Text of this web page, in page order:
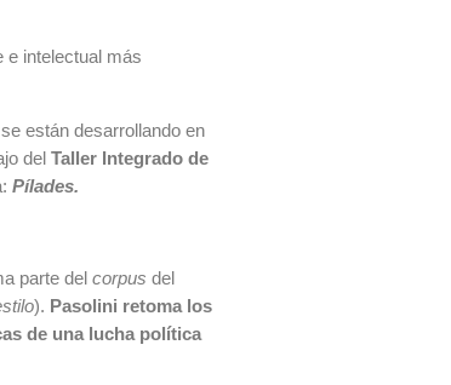
e intelectual más
están desarrollando en
del Taller Integrado de
Pílades.
parte del corpus del
). Pasolini retoma los
de una lucha política